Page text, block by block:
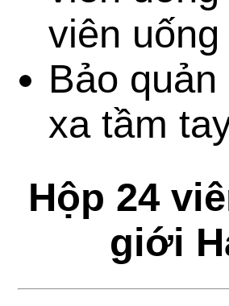
viên
Bảo
xa tầm
Hộp 24
giới